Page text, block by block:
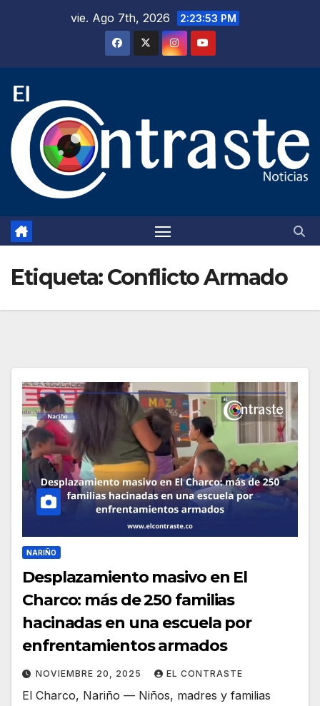
vie. Ago 7th, 2026 2:23:54 PM
Etiqueta:Conflicto Armado
NARIÑO
Desplazamiento masivo en El
Charco: más de 250 familias
hacinadas en una escuela por
enfrentamientos armados
NOVIEMBRE 20, 2025 EL CONTRASTE
El Charco, Nariño — Niños, madres y familias